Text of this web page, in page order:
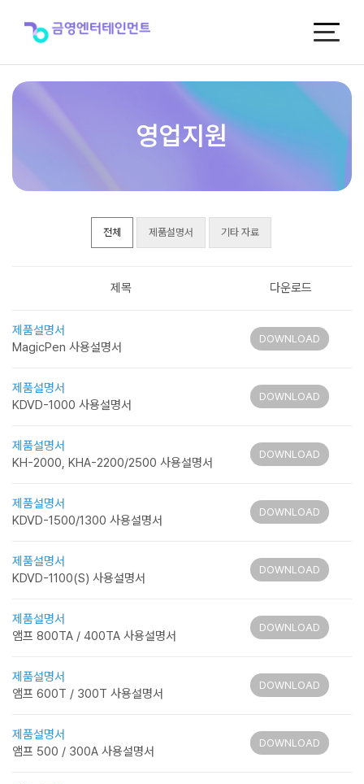
영업지원
전체 제품설명서 기타 자료
제목 다운로드
제품설명서
MagicPen 사용설명서
DOWNLOAD
제품설명서
KDVD-1000 사용설명서
DOWNLOAD
제품설명서
KH-2000, KHA-2200/2500 사용설명서
DOWNLOAD
제품설명서
KDVD-1500/1300 사용설명서
DOWNLOAD
제품설명서
KDVD-1100(S) 사용설명서
DOWNLOAD
제품설명서
앰프 800TA / 400TA 사용설명서
DOWNLOAD
제품설명서
앰프 600T / 300T 사용설명서
DOWNLOAD
제품설명서
앰프 500 / 300A 사용설명서
DOWNLOAD